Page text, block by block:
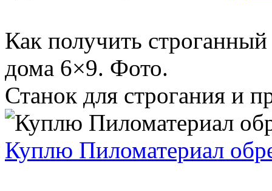
Как получить
дома 6×9. Фото.
Станок для строгания и
Куплю Пиломатериал